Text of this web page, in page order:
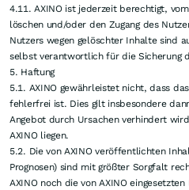
4.11. AXINO ist jederzeit berechtigt,
löschen und/oder den Zugang des
Nutzers wegen gelöschter Inhalte sind
selbst verantwortlich für die Sicherung
5. Haftung
5.1. AXINO gewährleistet nicht, dass
fehlerfrei ist. Dies gilt insbesondere
Angebot durch Ursachen verhindert
AXINO liegen.
5.2. Die von AXINO veröffentlichten
Prognosen) sind mit größter Sorgfalt
AXINO noch die von AXINO